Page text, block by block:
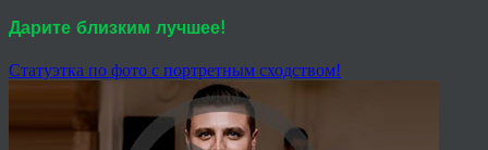
Дарите близким лучшее!
Статуэтка по фото с портретным сходством!